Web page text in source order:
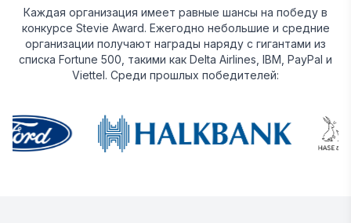
Каждая организация имеет равные шансы на победу в
конкурсе Stevie Award. Ежегодно небольшие и средние
организации получают награды наряду с гигантами из
списка Fortune 500, такими как Delta Airlines, IBM, PayPal и
Viettel. Среди прошлых победителей: